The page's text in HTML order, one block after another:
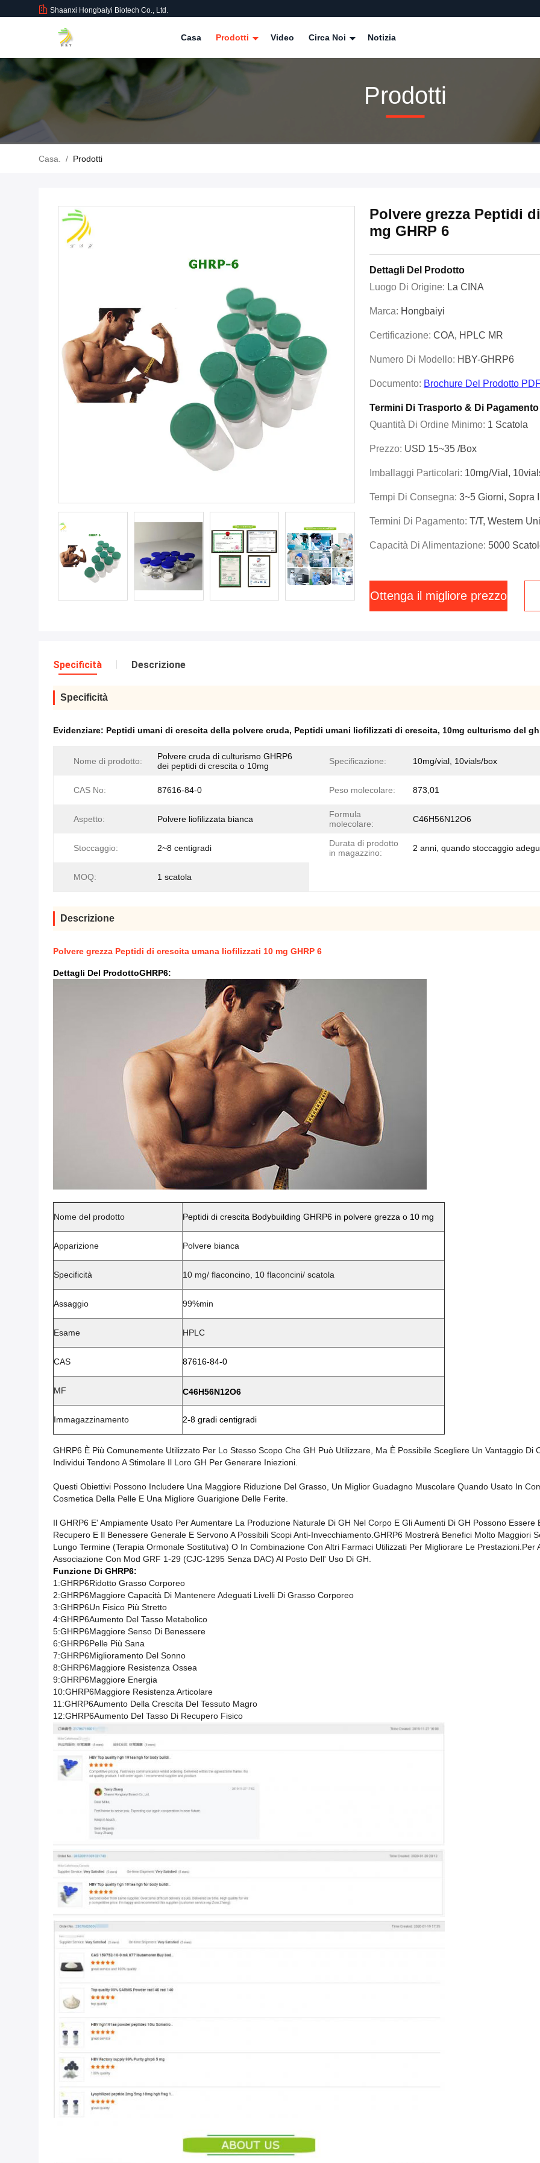
Shaanxi Hongbaiyi Biotech Co., Ltd.
Casa Prodotti Video Circa Noi Notizia
Prodotti
Casa. / Prodotti
Polvere grezza Peptidi
mg GHRP 6
Dettagli Del Prodotto
Luogo Di Origine: La CINA
Marca: Hongbaiyi
Certificazione: COA, HPLC MR
Numero Di Modello: HBY-GHRP6
Documento: Brochure Del Prodotto
Termini Di Trasporto & Di Pagamento
Quantità Di Ordine Minimo: 1 Scatola
Prezzo: USD 15~35 /Box
Imballaggi Particolari: 10mg/vial,
Tempi Di Consegna: 3~5 Giorni, Sopra
Termini Di Pagamento: T/T, Western
Capacità Di Alimentazione: 5000
Ottenga il migliore prezzo
Specificità Descrizione
Specificità
Evidenziare: Peptidi umani di crescita della polvere cruda, Peptidi umani liofilizzati di crescita, 10mg culturismo del
Nome di prodotto:
Polvere cruda di culturismo GHRP6
dei peptidi di crescita o 10mg
Specificazione: 10mg/vial, 10vials/box
CAS No: 87616-84-0 Peso molecolare: 873,01
Aspetto: Polvere liofilizzata bianca
Formula
molecolare:
C46H56N12O6
Stoccaggio: 2~8 centigradi
Durata di prodotto
in magazzino:
2 anni, quando stoccaggio
MOQ: 1 scatola
Descrizione
Polvere grezza Peptidi di crescita umana liofilizzati 10 mg GHRP 6
Dettagli Del ProdottoGHRP6:
Nome del prodotto Peptidi di crescita Bodybuilding GHRP6 in polvere grezza o 10 mg
Apparizione Polvere bianca
Specificità 10 mg/ flaconcino, 10 flaconcini/ scatola
Assaggio 99%min
Esame HPLC
CAS 87616-84-0
MF C46H56N12O6
Immagazzinamento 2-8 gradi centigradi
GHRP6 È Più Comunemente Utilizzato Per Lo Stesso Scopo Che GH Può Utilizzare, Ma È Possibile Scegliere Un Vantaggio
Individui Tendono A Stimolare Il Loro GH Per Generare Iniezioni.
Questi Obiettivi Possono Includere Una Maggiore Riduzione Del Grasso, Un Miglior Guadagno Muscolare Quando Usato In
Cosmetica Della Pelle E Una Migliore Guarigione Delle Ferite.
Il GHRP6 E' Ampiamente Usato Per Aumentare La Produzione Naturale Di GH Nel Corpo E Gli Aumenti Di GH Possono
Recupero E Il Benessere Generale E Servono A Possibili Scopi Anti-Invecchiamento.GHRP6 Mostrerà Benefici Molto Maggiori
Lungo Termine (terapia Ormonale Sostitutiva) O In Combinazione Con Altri Farmaci Utilizzati Per Migliorare Le Prestazioni.Per
Associazione Con Mod GRF 1-29 (CJC-1295 Senza DAC) Al Posto Dell' Uso Di GH.
Funzione Di GHRP6:
1:GHRP6Ridotto Grasso Corporeo
2:GHRP6Maggiore Capacità Di Mantenere Adeguati Livelli Di Grasso Corporeo
3:GHRP6Un Fisico Più Stretto
4:GHRP6Aumento Del Tasso Metabolico
5:GHRP6Maggiore Senso Di Benessere
6:GHRP6Pelle Più Sana
7:GHRP6Miglioramento Del Sonno
8:GHRP6Maggiore Resistenza Ossea
9:GHRP6Maggiore Energia
10:GHRP6Maggiore Resistenza Articolare
11:GHRP6Aumento Della Crescita Del Tessuto Magro
12:GHRP6Aumento Del Tasso Di Recupero Fisico